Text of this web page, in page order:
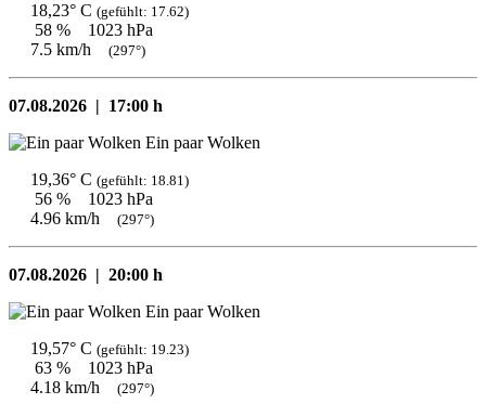
18,23° C (gefühlt: 17.62)
58 %
1023 hPa
7.5 km/h
(297°)
07.08.2026 | 17:00 h
Ein paar Wolken
19,36° C (gefühlt: 18.81)
56 %
1023 hPa
4.96 km/h
(297°)
07.08.2026 | 20:00 h
Ein paar Wolken
19,57° C (gefühlt: 19.23)
63 %
1023 hPa
4.18 km/h
(297°)